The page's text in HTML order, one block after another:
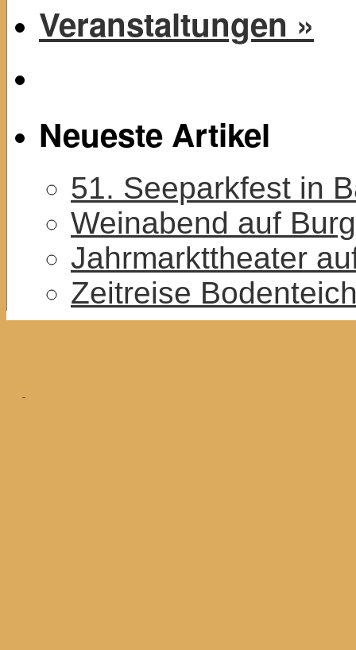
Veranstaltungen »
Neueste Artikel
51. Seeparkfest in
Weinabend auf
Jahrmarkttheater
Zeitreise